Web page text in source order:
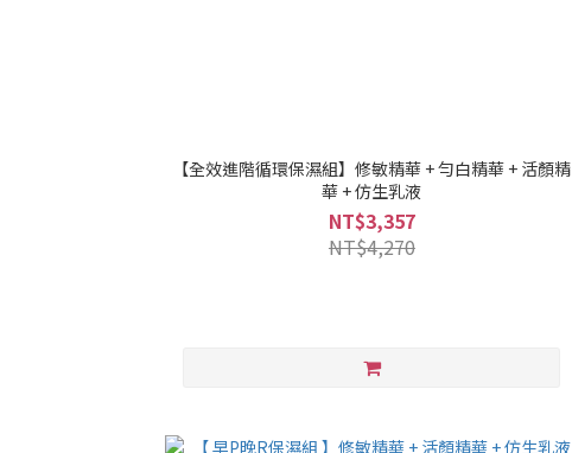
【全效進階循環保濕組】修敏精華 + 勻白精華 + 活顏精
華 + 仿生乳液
NT$3,357
NT$4,270